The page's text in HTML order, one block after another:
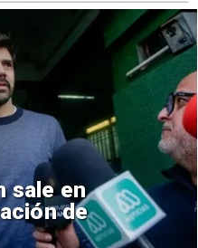
Chile y
nacional